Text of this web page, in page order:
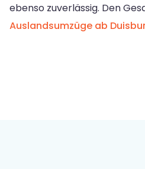
ebenso zuverlässig. Den
Auslandsumzüge ab